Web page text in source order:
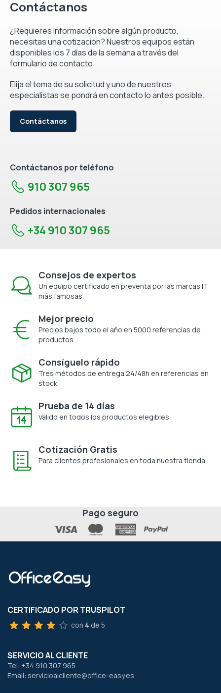
Contáctanos
¿Requieres información sobre algún producto,
necesitas una cotización? Nuestros equipos están
disponibles los 7 días de la semana a través del
formulario de contacto.
Elija el tema de su solicitud y uno de nuestros
especialistas se pondrá en contacto lo antes posible.
Contáctanos
Contáctanos por teléfono
910 307 965
Pedidos internacionales
+34 910 307 965
Consejos de expertos
Un equipo certificado en preventa por las marcas IT
más famosas.
Mejor precio
Precios bajos todo el año en 5000 referencias de
productos.
Consíguelo rápido
Tres métodos de entrega 24/48h en referencias en
stock.
Prueba de 14 días
Válido en todos los productos elegibles.
Cotización Gratis
Para clientes profesionales en toda nuestra tienda.
Pago seguro
CERTIFICADO POR TRUSPILOT
con 4 de 5
SERVICIO AL CLIENTE
Tel: +34 910 307 965
Email: servicioalcliente@office-easy.es